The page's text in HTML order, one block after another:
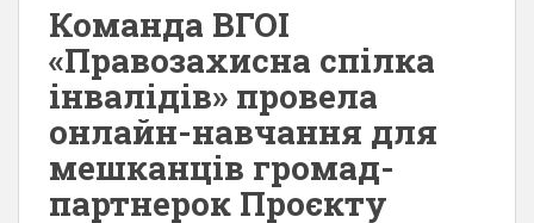
Команда ВГОI
«Правозахисна спілка
інвалідів» провела
онлайн-навчання для
мешканців громад-
партнерок Проєкту